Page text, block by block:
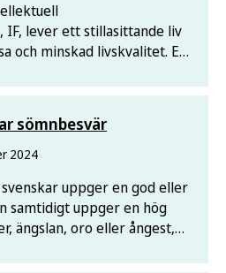
IF, lever ett stillasittande liv
och minskad livskvalitet. Ett
liv, och hur de hinder som
sömnbesvär
2024
uppger en god eller
samtidigt uppger en hög
ängslan, oro eller ångest,